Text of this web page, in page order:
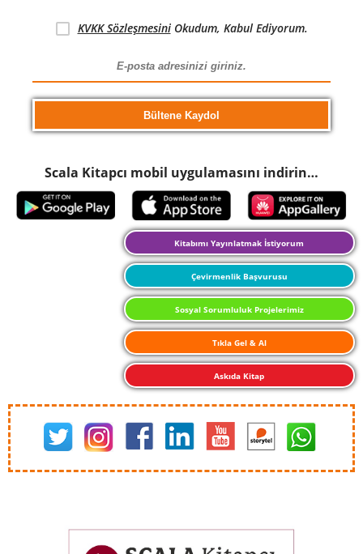
KVKK SözleşmesiniOkudum, Kabul Ediyorum.
Scala Kitapcı mobil uygulamasını indirin…
Kitabımı Yayınlatmak İstiyorum
Çevirmenlik Başvurusu
Sosyal Sorumluluk Projelerimiz
Tıkla Gel & Al
Askıda Kitap